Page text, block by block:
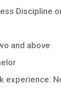
Discipline
and above
experience: